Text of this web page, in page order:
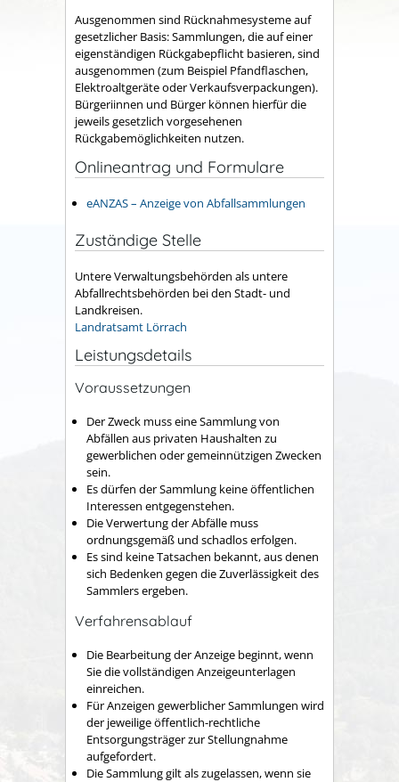
Ausgenommen sind Rücknahmesysteme auf
gesetzlicher Basis: Sammlungen, die auf einer
eigenständigen Rückgabepflicht basieren, sind
ausgenommen (zum Beispiel Pfandflaschen,
Elektroaltgeräte oder Verkaufsverpackungen).
Bürgeriinnen und Bürger können hierfür die
jeweils gesetzlich vorgesehenen
Rückgabemöglichkeiten nutzen.
Onlineantrag und Formulare
eANZAS – Anzeige von Abfallsammlungen
Zuständige Stelle
Untere Verwaltungsbehörden als untere
Abfallrechtsbehörden bei den Stadt- und
Landkreisen.
Landratsamt Lörrach
Leistungsdetails
Voraussetzungen
Der Zweck muss eine Sammlung von
Abfällen aus privaten Haushalten zu
gewerblichen oder gemeinnützigen Zwecken
sein.
Es dürfen der Sammlung keine öffentlichen
Interessen entgegenstehen.
Die Verwertung der Abfälle muss
ordnungsgemäß und schadlos erfolgen.
Es sind keine Tatsachen bekannt, aus denen
sich Bedenken gegen die Zuverlässigkeit des
Sammlers ergeben.
Verfahrensablauf
Die Bearbeitung der Anzeige beginnt, wenn
Sie die vollständigen Anzeigeunterlagen
einreichen.
Für Anzeigen gewerblicher Sammlungen wird
der jeweilige öffentlich-rechtliche
Entsorgungsträger zur Stellungnahme
aufgefordert.
Die Sammlung gilt als zugelassen, wenn sie